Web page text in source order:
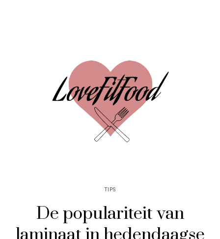
TIPS
De populariteit van